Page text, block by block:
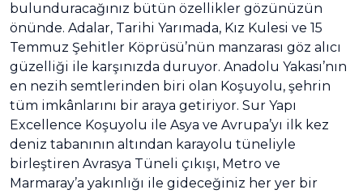
bulunduracağınız bütün özellikler gözünüzün
önünde. Adalar, Tarihi Yarımada, Kız Kulesi ve 15
Temmuz Şehitler Köprüsü’nün manzarası göz alıcı
güzelliği ile karşınızda duruyor. Anadolu Yakası’nın
en nezih semtlerinden biri olan Koşuyolu, şehrin
tüm imkânlarını bir araya getiriyor. Sur Yapı
Excellence Koşuyolu ile Asya ve Avrupa’yı ilk kez
deniz tabanının altından karayolu tüneliyle
birleştiren Avrasya Tüneli çıkışı, Metro ve
Marmaray’a yakınlığı ile gideceğiniz her yer bir